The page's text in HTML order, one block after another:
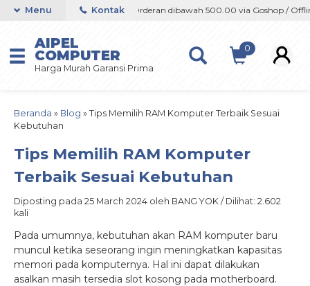
/ Offline / Marketplace Orderan dibawah 500.00 via Goshop / Offline
Menu Kontak
AIPEL
COMPUTER
Harga Murah Garansi Prima
0
Beranda » Blog » Tips Memilih RAM Komputer Terbaik Sesuai
Kebutuhan
Tips Memilih RAM Komputer
Terbaik Sesuai Kebutuhan
Diposting pada 25 March 2024 oleh BANG YOK / Dilihat: 2.602
kali
Pada umumnya, kebutuhan akan RAM komputer baru
muncul ketika seseorang ingin meningkatkan kapasitas
memori pada komputernya. Hal ini dapat dilakukan
asalkan masih tersedia slot kosong pada motherboard.